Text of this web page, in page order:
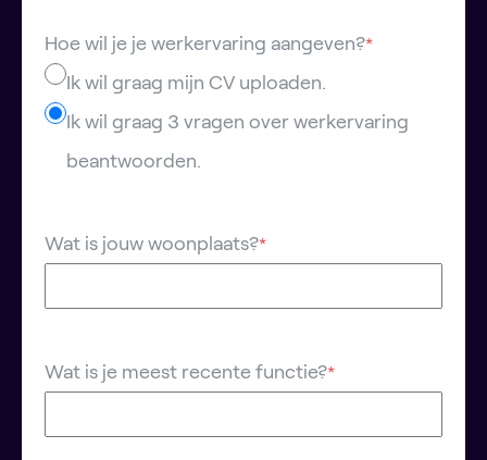
Hoe wil je je werkervaring aangeven?*
Ik wil graag mijn CV uploaden.
Ik wil graag 3 vragen over werkervaring
beantwoorden.
Wat is jouw woonplaats?*
Wat is je meest recente functie?*